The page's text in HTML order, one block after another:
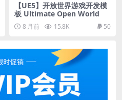
【UE5】开放世界游戏开发模
板 Ultimate Open World
8 月前 15.8K 50